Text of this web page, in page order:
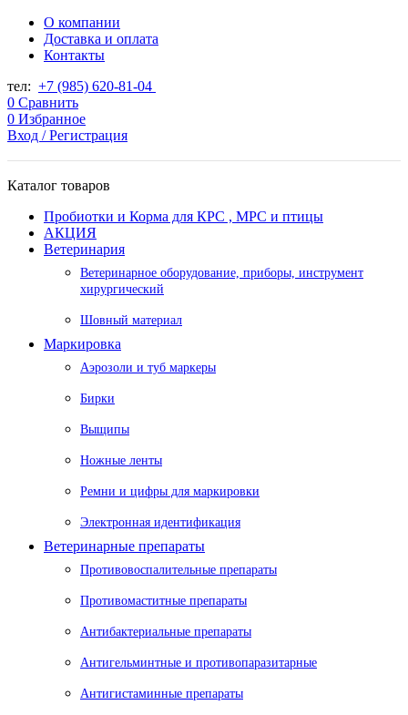
О компании
Доставка и оплата
Контакты
тел: +7 (985) 620-81-04
0 Сравнить
0 Избранное
Вход / Регистрация
Каталог товаров
Пробиотки и Корма для КРС , МРС и птицы
АКЦИЯ
Ветеринария
Ветеринарное оборудование, приборы, инструмент
хирургический
Шовный материал
Маркировка
Аэрозоли и туб маркеры
Бирки
Выщипы
Ножные ленты
Ремни и цифры для маркировки
Электронная идентификация
Ветеринарные препараты
Противовоспалительные препараты
Противомаститные препараты
Антибактериальные препараты
Антигельминтные и противопаразитарные
Антигистаминные препараты